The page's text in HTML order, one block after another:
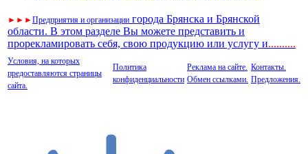
► ► ►Предприятия и организации города Брянска и Брянской
области. В этом разделе Вы можете представить и
прорекламировать себя, свою продукцию или услугу и..........
Условия, на которых
предоставляются страницы
сайта.
Политика
конфиденциальности
Реклама на сайте.
Обмен ссылками.
Контакты.
Предложения.